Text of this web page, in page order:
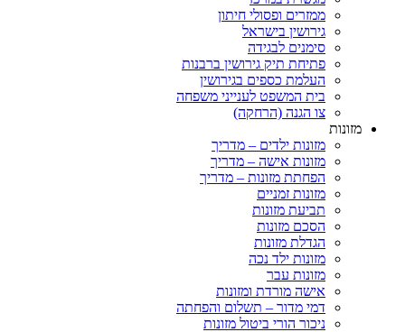
ממזרים ופסולי חיתון
גירושין בישראל
סימנים לבגידה
פתיחת תיק גירושין ברבנות
העלמת כספים בגירושין
בית המשפט לענייני משפחה
צו הגנה (הרחקה)
מזונות ילדים – מדריך
מזונות אישה – מדריך
הפחתת מזונות – מדריך
מזונות זמניים
תביעת מזונות
הסכם מזונות
הגדלת מזונות
מזונות ילד נכה
מזונות עבר
אישה מורדת ומזונות
דמי מדור – תשלום והפחתה
ניכור הורי ביטול מזונות